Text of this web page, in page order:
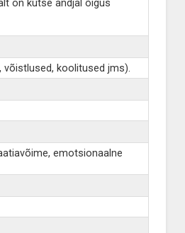
on kutse andjal õigus
koolitused jms).
emotsionaalne